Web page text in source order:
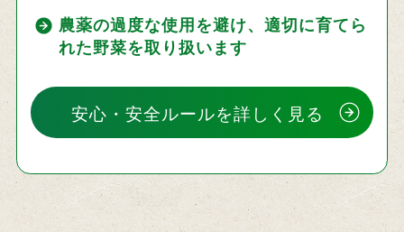
農薬の過度な使用を避け、適切に育てら
れた野菜を取り扱います
安心・安全ルールを詳しく見る